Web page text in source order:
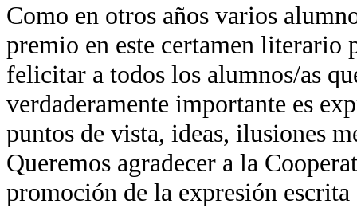
Como en otros años varios
premio en este certamen literario
felicitar a todos los alumnos/as
verdaderamente importante es
puntos de vista, ideas, ilusiones
Queremos agradecer a la
promoción de la expresión escrita